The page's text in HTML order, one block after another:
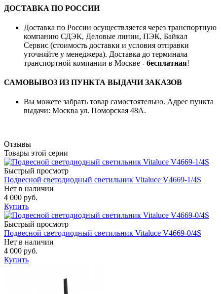
ДОСТАВКА ПО РОССИИ
Доставка по России осуществляется через транспортную
компанию СДЭК, Деловые линии, ПЭК, Байкал
Сервис (стоимость доставки и условия отправки
уточняйте у менеджера). Доставка до терминала
транспортной компании в Москве - бесплатная!
САМОВЫВОЗ ИЗ ПУНКТА ВЫДАЧИ ЗАКАЗОВ
Вы можете забрать товар самостоятельно. Адрес пункта
выдачи: Москва ул. Поморская 48А.
Отзывы
Товары этой серии
Быстрый просмотр
Подвесной светодиодный светильник Vitaluce V4669-1/4S
Нет в наличии
4 000 руб.
Купить
Быстрый просмотр
Подвесной светодиодный светильник Vitaluce V4669-0/4S
Нет в наличии
4 000 руб.
Купить